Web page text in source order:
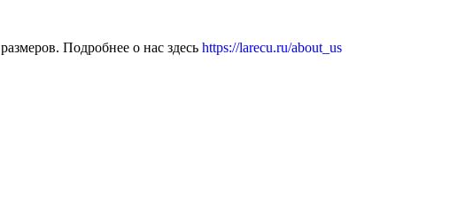
Подробнее о нас здесь https://larecu.ru/about_us